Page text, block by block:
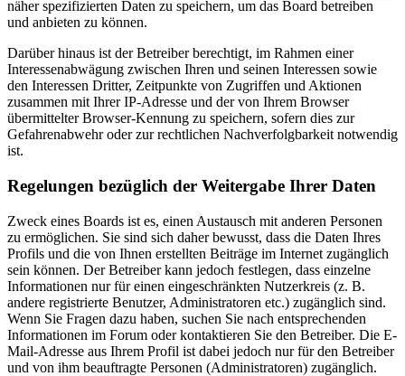
näher spezifizierten Daten zu speichern, um das Board betreiben
und anbieten zu können.
Darüber hinaus ist der Betreiber berechtigt, im Rahmen einer
Interessenabwägung zwischen Ihren und seinen Interessen sowie
den Interessen Dritter, Zeitpunkte von Zugriffen und Aktionen
zusammen mit Ihrer IP-Adresse und der von Ihrem Browser
übermittelter Browser-Kennung zu speichern, sofern dies zur
Gefahrenabwehr oder zur rechtlichen Nachverfolgbarkeit notwendig
ist.
Regelungen bezüglich der Weitergabe Ihrer Daten
Zweck eines Boards ist es, einen Austausch mit anderen Personen
zu ermöglichen. Sie sind sich daher bewusst, dass die Daten Ihres
Profils und die von Ihnen erstellten Beiträge im Internet zugänglich
sein können. Der Betreiber kann jedoch festlegen, dass einzelne
Informationen nur für einen eingeschränkten Nutzerkreis (z. B.
andere registrierte Benutzer, Administratoren etc.) zugänglich sind.
Wenn Sie Fragen dazu haben, suchen Sie nach entsprechenden
Informationen im Forum oder kontaktieren Sie den Betreiber. Die E-
Mail-Adresse aus Ihrem Profil ist dabei jedoch nur für den Betreiber
und von ihm beauftragte Personen (Administratoren) zugänglich.